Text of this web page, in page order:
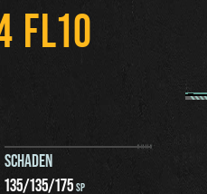
FL10
SCHADEN
135/135/175SP